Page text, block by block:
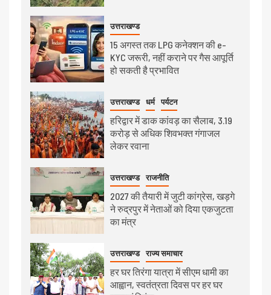
उत्तराखण्ड
15 अगस्त तक LPG कनेक्शन की e-
KYC जरूरी, नहीं कराने पर गैस आपूर्ति
हो सकती है प्रभावित
उत्तराखण्ड धर्म पर्यटन
हरिद्वार में डाक कांवड़ का सैलाब, 3.19
करोड़ से अधिक शिवभक्त गंगाजल
लेकर रवाना
उत्तराखण्ड राजनीति
2027 की तैयारी में जुटी कांग्रेस, खड़गे
ने रुद्रपुर में नेताओं को दिया एकजुटता
का मंत्र
उत्तराखण्ड राज्य समाचार
हर घर तिरंगा यात्रा में सीएम धामी का
आह्वान, स्वतंत्रता दिवस पर हर घर